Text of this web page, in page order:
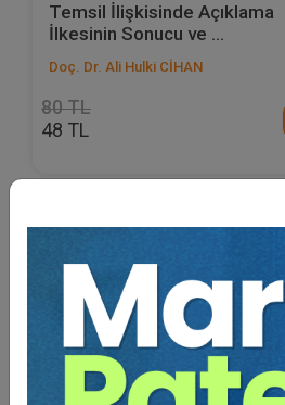
Temsil İlişkisinde Açıklama
İlkesinin Sonucu ve ...
Doç. Dr. Ali Hulki CİHAN
80 TL
48 TL